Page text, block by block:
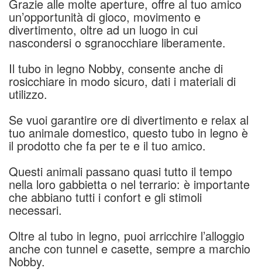
Grazie alle molte aperture, offre al tuo amico
un’opportunità di gioco, movimento e
divertimento, oltre ad un luogo in cui
nascondersi o sgranocchiare liberamente.
Il tubo in legno Nobby, consente anche di
rosicchiare in modo sicuro, dati i materiali di
utilizzo.
Se vuoi garantire ore di divertimento e relax al
tuo animale domestico, questo tubo in legno è
il prodotto che fa per te e il tuo amico.
Questi animali passano quasi tutto il tempo
nella loro gabbietta o nel terrario: è importante
che abbiano tutti i confort e gli stimoli
necessari.
Oltre al tubo in legno, puoi arricchire l’alloggio
anche con tunnel e casette, sempre a marchio
Nobby.